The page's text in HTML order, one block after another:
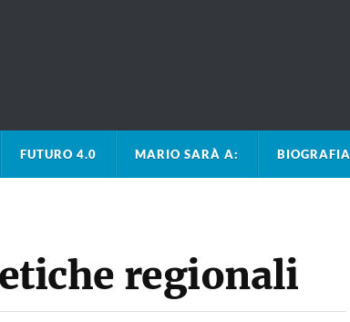
FUTURO 4.0 MARIO SARÀ A: BIOGRAFIA
regionali